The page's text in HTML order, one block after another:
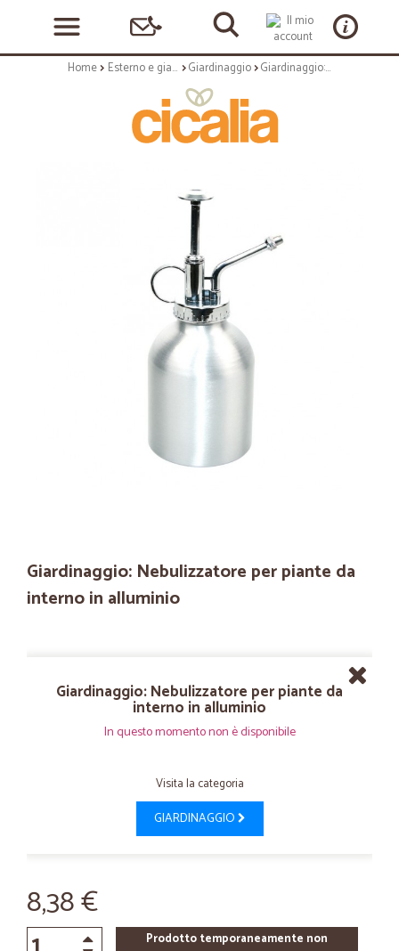
Home Esterno e giardino Giardinaggio Giardinaggio: Nebulizzatore per piante da interno in alluminio
Giardinaggio: Nebulizzatore per piante da
interno in alluminio
Giardinaggio: Nebulizzatore per piante da
interno in alluminio
In questo momento non è disponibile
Visita la categoria
GIARDINAGGIO
8,38 €
Prodotto temporaneamente non